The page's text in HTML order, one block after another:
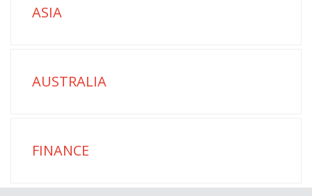
ASIA
AUSTRALIA
FINANCE